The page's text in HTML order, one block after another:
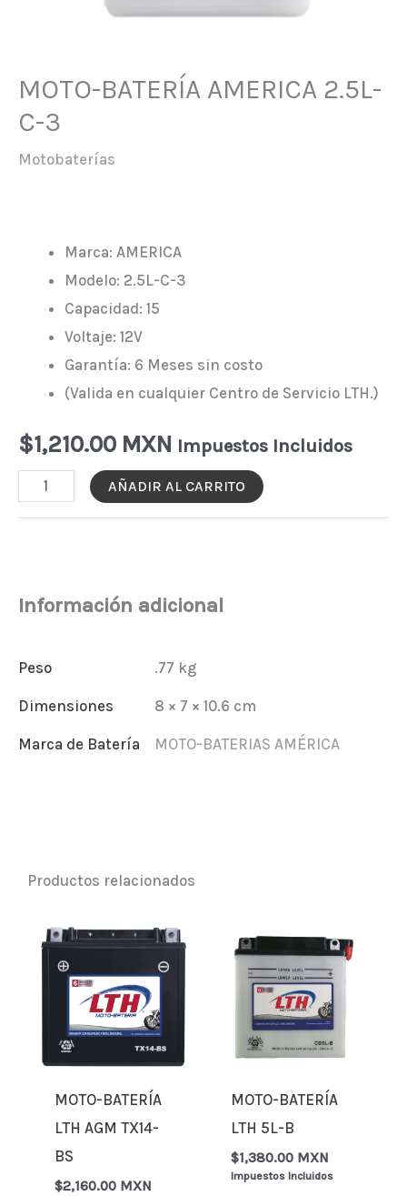
MOTO-BATERÍA AMERICA 2.5L-
C-3
Motobaterías
Marca: AMERICA
Modelo: 2.5L-C-3
Capacidad: 15
Voltaje: 12V
Garantía: 6 Meses sin costo
(Valida en cualquier Centro de Servicio LTH.)
$1,210.00 MXN Impuestos Incluidos
MOTO-
C-
AÑADIR AL CARRITO
Información adicional
Peso .77 kg
Dimensiones 8 × 7 × 10.6 cm
Marca de Batería MOTO-BATERIAS AMÉRICA
Productos relacionados
MOTO-BATERÍA
LTH AGM TX14-
BS
$2,160.00 MXN
MOTO-BATERÍA
LTH 5L-B
$1,380.00 MXN
Impuestos Incluidos